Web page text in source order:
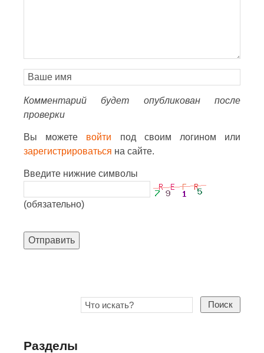
Комментарий будет опубликован после
проверки
Вы можете войти под своим логином или
зарегистрироваться на сайте.
Введите нижние символы
(обязательно)
Отправить
Поиск
Разделы